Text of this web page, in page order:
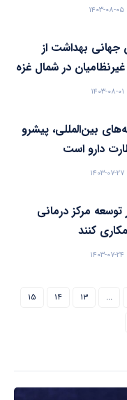
۱۴۰۳-۰۸-۰۵
جهانی بهداشت از
در شمال غزه
۱۴۰۳-۰۸-۰۱
بین‌المللی، پیشرو
دارو است
۱۴۰۳-۰۷-۲۷
توسعه مرکز درمانی
کنند
۱۴۰۳-۰۷-۲۴
... ۱۳ ۱۴
۱۵